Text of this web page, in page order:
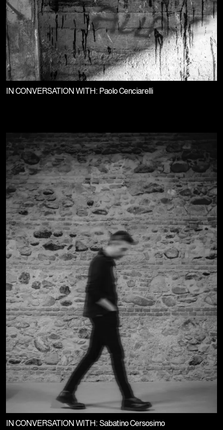
IN CONVERSATION WITH: Paolo Cenciarelli
IN CONVERSATION WITH: Sabatino Cersosimo